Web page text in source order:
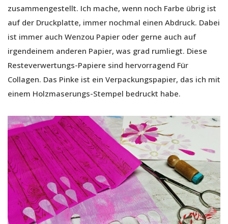
zusammengestellt. Ich mache, wenn noch Farbe übrig ist
auf der Druckplatte, immer nochmal einen Abdruck. Dabei
ist immer auch Wenzou Papier oder gerne auch auf
irgendeinem anderen Papier, was grad rumliegt. Diese
Resteverwertungs-Papiere sind hervorragend Für
Collagen. Das Pinke ist ein Verpackungspapier, das ich mit
einem Holzmaserungs-Stempel bedruckt habe.